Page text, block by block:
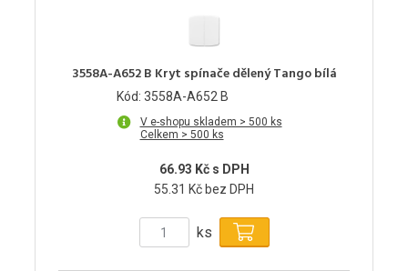
3558A-A652 B Kryt spínače dělený Tango bílá
Kód: 3558A-A652 B
V e-shopu skladem > 500 ks
Celkem > 500 ks
66.93 Kč s DPH
55.31 Kč bez DPH
ks